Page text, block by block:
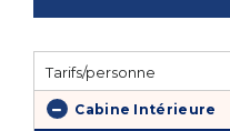
Tarifs/personne
Cabine Intérieure